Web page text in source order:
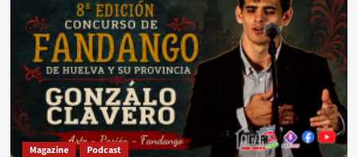
Magazine Podcast